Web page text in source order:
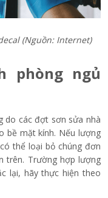
(Nguồn: Internet)
phòng ngủ
do các đợt sơn sửa nhà
bề mặt kính. Nếu lượng
thể loại bỏ chúng đơn
trên. Trường hợp lượng
lại, hãy thực hiện theo